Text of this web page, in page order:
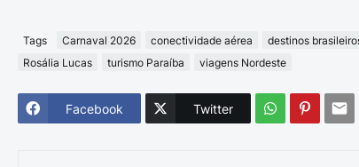
Tags Carnaval 2026 conectividade aérea destinos
Rosália Lucas
turismo Paraíba viagens Nordeste
Facebook Twitter